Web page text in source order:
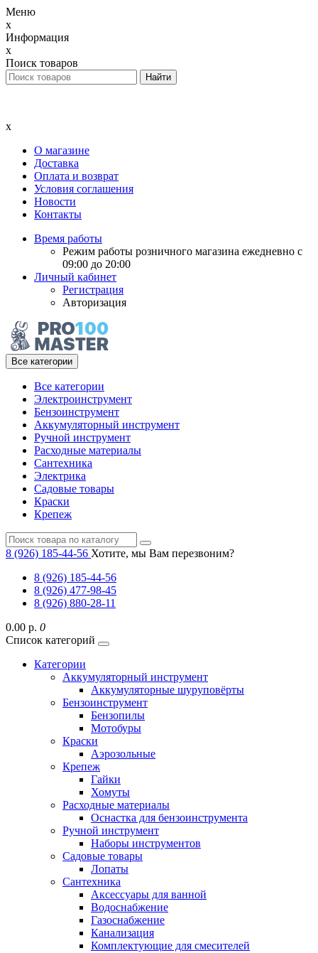
Меню
x
Информация
x
Поиск товаров
x
О магазине
Доставка
Оплата и возврат
Условия соглашения
Новости
Контакты
Время работы
Режим работы розничного магазина ежедневно с
09:00 до 20:00
Личный кабинет
Регистрация
Авторизация
Все категории
Все категории
Электроинструмент
Бензоинструмент
Аккумуляторный инструмент
Ручной инструмент
Расходные материалы
Сантехника
Электрика
Садовые товары
Краски
Крепеж
8 (926) 185-44-56 Хотите, мы Вам перезвоним?
8 (926) 185-44-56
8 (926) 477-98-45
8 (926) 880-28-11
0.00 р. 0
Список категорий
Категории
Аккумуляторный инструмент
Аккумуляторные шуруповёрты
Бензоинструмент
Бензопилы
Мотобуры
Краски
Аэрозольные
Крепеж
Гайки
Хомуты
Расходные материалы
Оснастка для бензоинструмента
Ручной инструмент
Наборы инструментов
Садовые товары
Лопаты
Сантехника
Аксессуары для ванной
Водоснабжение
Газоснабжение
Канализация
Комплектующие для смесителей